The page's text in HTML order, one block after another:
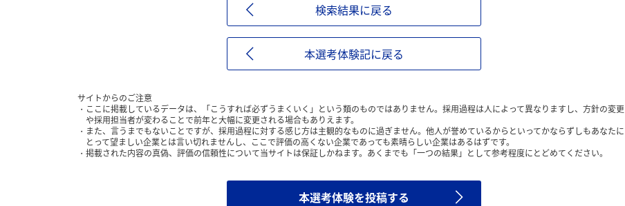
検索結果に戻る
本選考体験記に戻る
サイトからのご注意
ここに掲載しているデータは、「こうすれば必ずうまくいく」という類のものではありません。採用過程は人によって異なりますし、方針の変更
や採用担当者が変わることで前年と大幅に変更される場合もありえます。
また、言うまでもないことですが、採用過程に対する感じ方は主観的なものに過ぎません。他人が誉めているからといってかならずしもあなたに
とって望ましい企業とは言い切れませんし、ここで評価の高くない企業であっても素晴らしい企業はあるはずです。
掲載された内容の真偽、評価の信頼性について当サイトは保証しかねます。あくまでも「一つの結果」として参考程度にとどめてください。
本選考体験を投稿する